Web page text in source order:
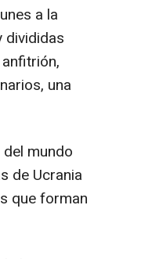
a la
divididas
una
mundo
de Ucrania
que forman